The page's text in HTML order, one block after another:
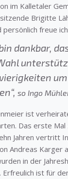
im Kalletaler
Brigitte
persönlich freue
dankbar,
so Ingo
ist
Das erste
Jahren vertritt
Andreas Karger
in der
ist für